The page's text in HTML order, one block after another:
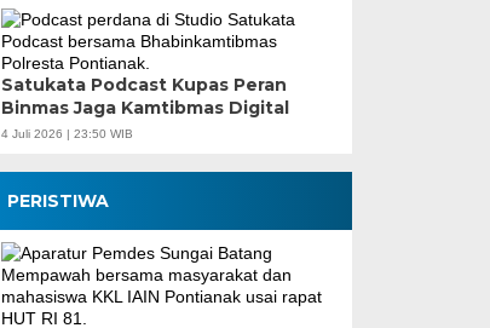
Satukata Podcast Kupas Peran
Binmas Jaga Kamtibmas Digital
4 Juli 2026 | 23:50 WIB
PERISTIWA